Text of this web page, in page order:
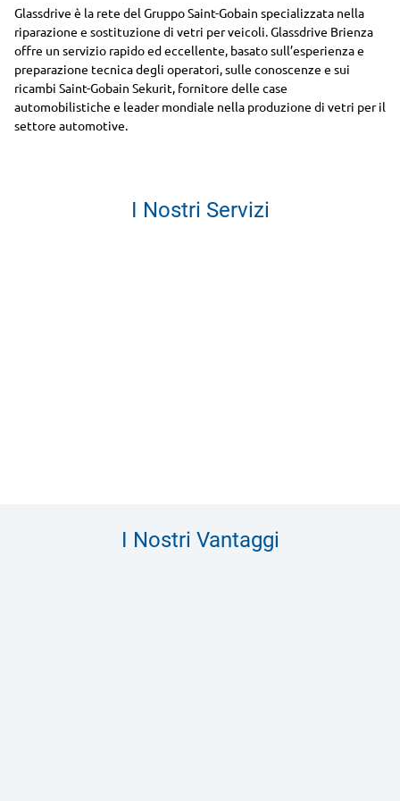
Glassdrive è la rete del Gruppo Saint-Gobain specializzata nella
riparazione e sostituzione di vetri per veicoli. Glassdrive Brienza
offre un servizio rapido ed eccellente, basato sull’esperienza e
preparazione tecnica degli operatori, sulle conoscenze e sui
ricambi Saint-Gobain Sekurit, fornitore delle case
automobilistiche e leader mondiale nella produzione di vetri per il
settore automotive.
I Nostri Servizi
I Nostri Vantaggi